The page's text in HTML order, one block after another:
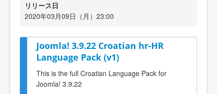
リリース日
2020年03月09日（月）23:00
Joomla! 3.9.22 Croatian hr-HR
Language Pack (v1)
This is the full Croatian Language Pack for
Joomla! 3.9.22